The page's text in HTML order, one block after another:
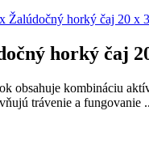
horký čaj
obsahuje kombináciu
trávenie a fungovanie